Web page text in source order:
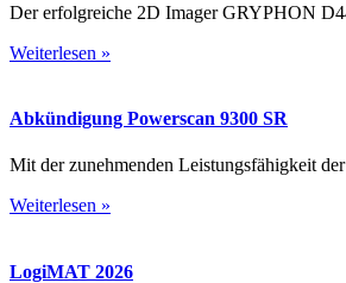
Der erfolgreiche 2D Imager GRYPHON
Weiterlesen »
Abkündigung Powerscan 9300 SR
Mit der zunehmenden Leistungsfähigkeit
Weiterlesen »
LogiMAT 2026